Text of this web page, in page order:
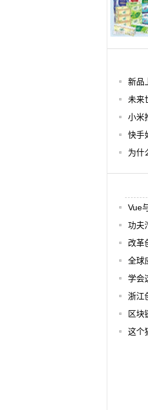
新品
未来
小米
快手
为什
Vue
功夫
改革
全球
学会
浙江
区块
这个